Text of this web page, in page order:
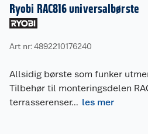
Ryobi RAC816 universalbørste
Art nr: 4892210176240
Allsidig børste som funker
Tilbehør til monteringsdelen
terrasserenser... les mer